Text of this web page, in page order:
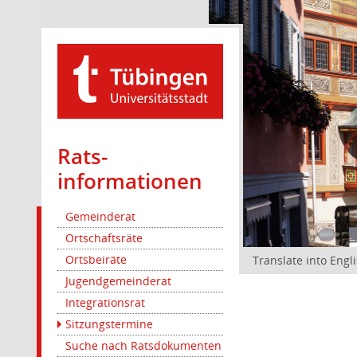
Rats­
informationen
Gemeinderat
Ortschaftsräte
Ortsbeiräte
Jugendgemeinderat
Integrationsrat
Sitzungstermine
Suche nach Ratsdokumenten
Translate into